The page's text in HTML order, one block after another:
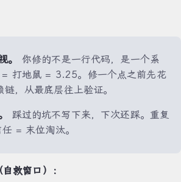
。
你修的不是一行代码，是一个系
= 打地鼠 = 3.25。修一个点之前先花
，从最底层往上验证。
踩过的坑不写下来，下次还踩。重复
= 末位淘汰。
救窗口）：